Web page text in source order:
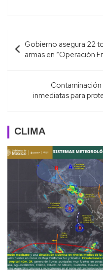
Navegación
de
entradas
Gobierno asegura 22
armas en “Operación
Contaminación
inmediatas para
CLIMA